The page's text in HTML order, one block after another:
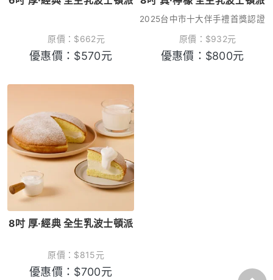
原價： $662元
優惠價： $570元
2025台中市十大伴手禮首獎認證
原價： $932元
優惠價： $800元
8吋 厚·經典 全生乳波士頓派
原價： $815元
優惠價： $700元